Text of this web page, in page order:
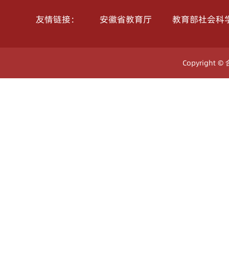
友情链接： 安徽省教育厅 教育部社会科
Copyright ©